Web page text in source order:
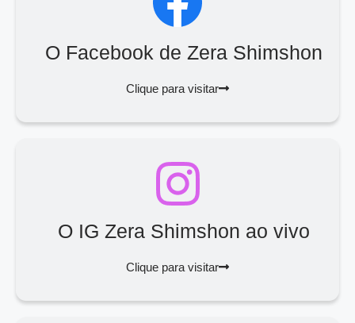
O Facebook de Zera Shimshon
Clique para visitar
O IG Zera Shimshon ao vivo
Clique para visitar